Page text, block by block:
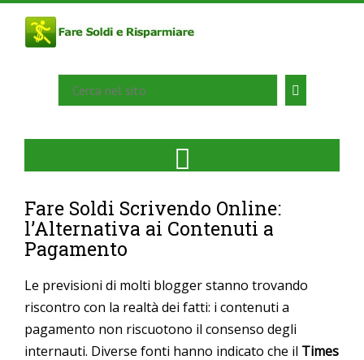
Fare Soldi Scrivendo Online:
l’Alternativa ai Contenuti a
Pagamento
Le previsioni di molti blogger stanno trovando
riscontro con la realtà dei fatti: i contenuti a
pagamento non riscuotono il consenso degli
internauti. Diverse fonti hanno indicato che il Times